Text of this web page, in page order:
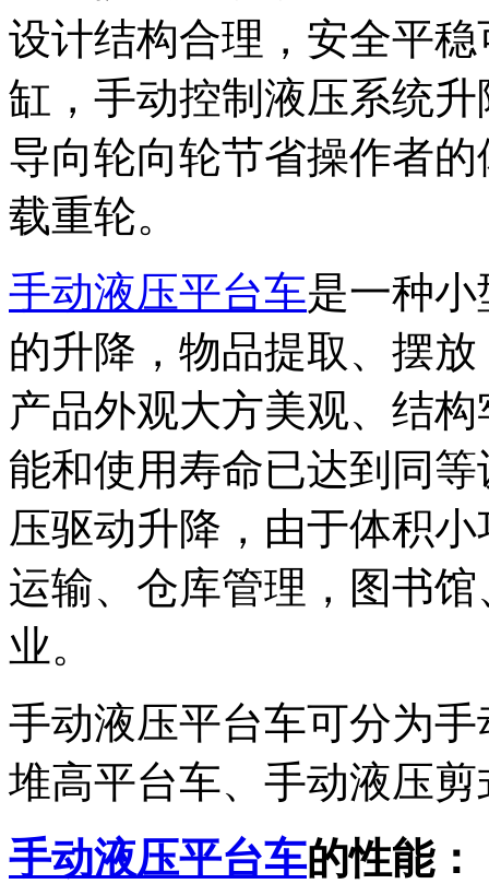
设计结构合理，安全平
缸，手动控制液压系统
导向轮向轮节省操作者
载重轮。
手动液压平台车是一种
的升降，物品提取、摆
产品外观大方美观、结
能和使用寿命已达到同
压驱动升降，由于体积
运输、仓库管理，图书
业。
手动液压平台车可分为
堆高平台车、手动液压
手动液压平台车的性能：